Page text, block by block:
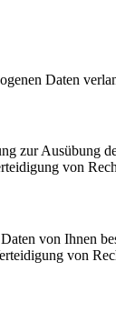
Daten
zur
von
von Ihnen
von